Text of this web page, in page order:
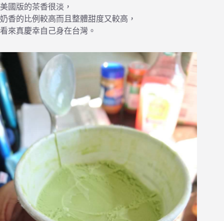
美國版的茶香很淡，
奶香的比例較高而且整體甜度又較高，
看來真慶幸自己身在台灣。